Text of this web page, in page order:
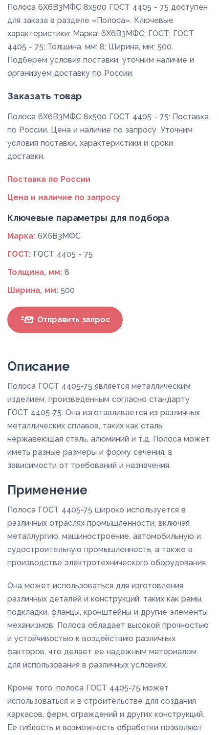
Полоса 6Х6В3МФС 8x500 ГОСТ 4405 - 75 доступен
для заказа в разделе «Полоса». Ключевые
характеристики: Марка: 6Х6В3МФС; ГОСТ: ГОСТ
4405 - 75; Толщина, мм: 8; Ширина, мм: 500.
Подберем условия поставки, уточним наличие и
организуем доставку по России.
Заказать товар
Полоса 6Х6В3МФС 8x500 ГОСТ 4405 - 75: Поставка
по России. Цена и наличие по запросу. Уточним
условия поставки, характеристики и сроки
доставки.
Поставка по России
Цена и наличие по запросу
Ключевые параметры для подбора
Марка: 6Х6В3МФС
ГОСТ: ГОСТ 4405 - 75
Толщина, мм: 8
Ширина, мм: 500
Отправить запрос
Описание
Полоса ГОСТ 4405-75 является металлическим
изделием, произведенным согласно стандарту
ГОСТ 4405-75. Она изготавливается из различных
металлических сплавов, таких как сталь,
нержавеющая сталь, алюминий и т.д. Полоса может
иметь разные размеры и форму сечения, в
зависимости от требований и назначения.
Применение
Полоса ГОСТ 4405-75 широко используется в
различных отраслях промышленности, включая
металлургию, машиностроение, автомобильную и
судостроительную промышленность, а также в
производстве электротехнического оборудования.
Она может использоваться для изготовления
различных деталей и конструкций, таких как рамы,
подкладки, фланцы, кронштейны и другие элементы
механизмов. Полоса обладает высокой прочностью
и устойчивостью к воздействию различных
факторов, что делает ее надежным материалом
для использования в различных условиях.
Кроме того, полоса ГОСТ 4405-75 может
использоваться и в строительстве для создания
каркасов, ферм, ограждений и других конструкций.
Ее гибкость и возможность обработки позволяют